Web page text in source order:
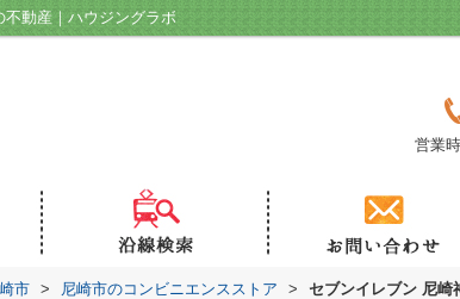
動産｜ハウジングラボ
営業
市 > 尼崎市のコンビニエンスストア > セブンイレブン 尼崎